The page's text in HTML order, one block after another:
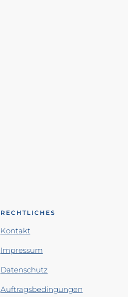
RECHTLICHES
Kontakt
Impressum
Datenschutz
Auftragsbedingungen